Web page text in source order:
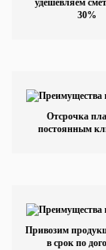
удешевляем
30%
Отсрочка
постоянным
Привозим
в срок по